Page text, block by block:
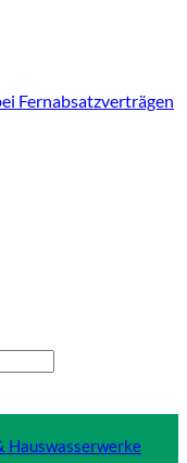
Fernabsatzverträgen
Hauswasserwerke